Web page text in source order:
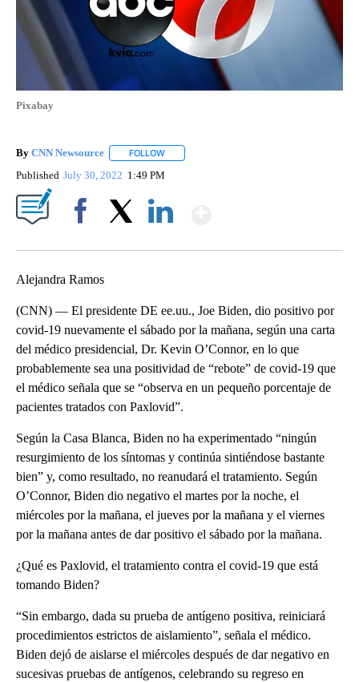
Pixabay
By CNN Newsource FOLLOW
Published July 30, 2022 1:49 PM
Alejandra Ramos
(CNN) — El presidente DE ee.uu., Joe Biden, dio positivo por
covid-19 nuevamente el sábado por la mañana, según una carta
del médico presidencial, Dr. Kevin O’Connor, en lo que
probablemente sea una positividad de “rebote” de covid-19 que
el médico señala que se “observa en un pequeño porcentaje de
pacientes tratados con Paxlovid”.
Según la Casa Blanca, Biden no ha experimentado “ningún
resurgimiento de los síntomas y continúa sintiéndose bastante
bien” y, como resultado, no reanudará el tratamiento. Según
O’Connor, Biden dio negativo el martes por la noche, el
miércoles por la mañana, el jueves por la mañana y el viernes
por la mañana antes de dar positivo el sábado por la mañana.
¿Qué es Paxlovid, el tratamiento contra el covid-19 que está
tomando Biden?
“Sin embargo, dada su prueba de antígeno positiva, reiniciará
procedimientos estrictos de aislamiento”, señala el médico.
Biden dejó de aislarse el miércoles después de dar negativo en
sucesivas pruebas de antígenos, celebrando su regreso en